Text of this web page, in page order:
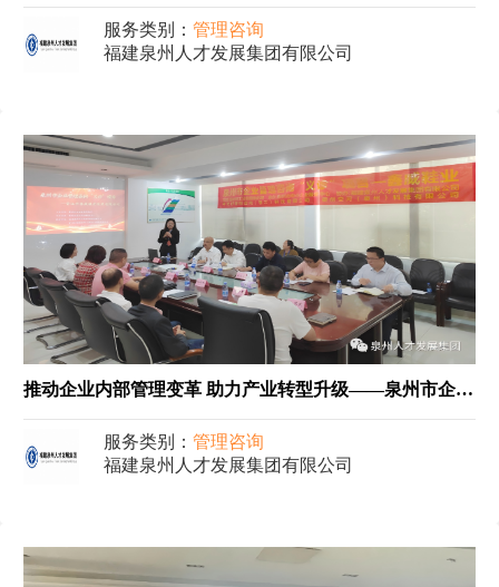
服务类别： 管理咨询
福建泉州人才发展集团有限公司
推动企业内部管理变革 助力产业转型升级——泉州市企业管理咨询“义诊”项目活动
服务类别： 管理咨询
福建泉州人才发展集团有限公司